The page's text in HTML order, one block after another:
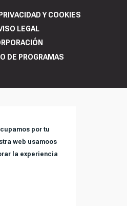
por tu
web usamoos
la experiencia
Y COOKIES
LEGAL
DE PROGRAMAS